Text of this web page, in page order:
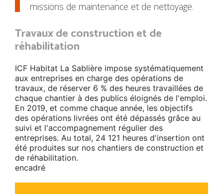
missions de maintenance et de nettoyage.
Travaux de construction et de
réhabilitation
ICF Habitat La Sablière impose systématiquement
aux entreprises en charge des opérations de
travaux, de réserver 6 % des heures travaillées de
chaque chantier à des publics éloignés de l'emploi.
En 2019, et comme chaque année, les objectifs
des opérations livrées ont été dépassés grâce au
suivi et l'accompagnement régulier des
entreprises. Au total, 24 121 heures d'insertion ont
été produites sur nos chantiers de construction et
de réhabilitation.
encadré